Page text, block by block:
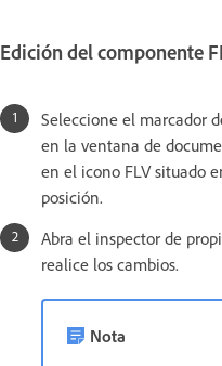
Edición del componente
Seleccione el marcador
en la ventana de
en el icono FLV situado
posición.
Abra el inspector de
realice los cambios.
Nota